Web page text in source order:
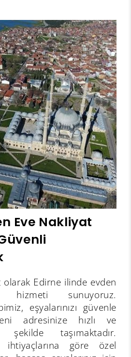
Eve Nakliyat
olarak Edirne ilinde evden
sunuyoruz.
eşyalarınızı güvenle
adresinize hızlı ve
taşımaktadır.
ihtiyaçlarına göre özel